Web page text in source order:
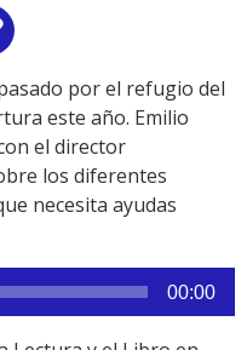
Link por el refugio del
este año. Emilio
el director
los diferentes
necesita ayudas
00:00